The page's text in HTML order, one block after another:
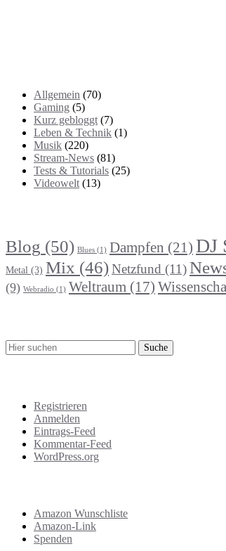
Allgemein (70)
Gaming (5)
Kurz gebloggt (7)
Leben & Technik (1)
Musik (220)
Stream-News (81)
Tests & Tutorials (25)
Videowelt (13)
Blog (50) Blues (1) Dampfen (21) DJ
Metal (3) Mix (46)Netzfund (11)
(9) Webradio (1) Weltraum (17)
Registrieren
Anmelden
Eintrags-Feed
Kommentar-Feed
WordPress.org
Amazon Wunschliste
Amazon-Link
Spenden